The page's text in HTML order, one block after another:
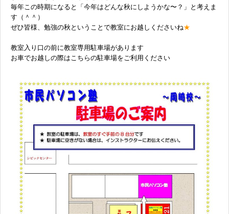
毎年この時期になると「今年はどんな秋にしようかな〜？」と考えま
す（＾＾）
ぜひ皆様、勉強の秋ということで教室にお越しくださいね★
教室入り口の前に教室専用駐車場があります
お車でお越しの際はこちらの駐車場をご利用ください